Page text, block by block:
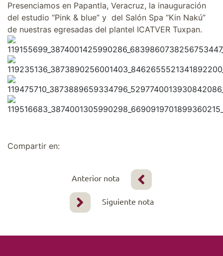
Presenciamos en Papantla, Veracruz, la inauguración
del estudio “Pink & blue” y del Salón Spa “Kin Nakú”
de nuestras egresadas del plantel ICATVER Tuxpan.
Compartir en:
Anterior nota
Siguiente nota